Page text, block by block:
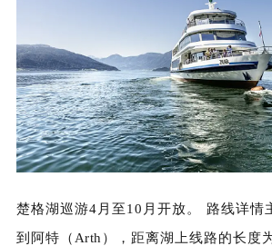
楚格湖巡游4月至10月开放。
路线详情
到阿特（Arth），距离湖上线路的长度